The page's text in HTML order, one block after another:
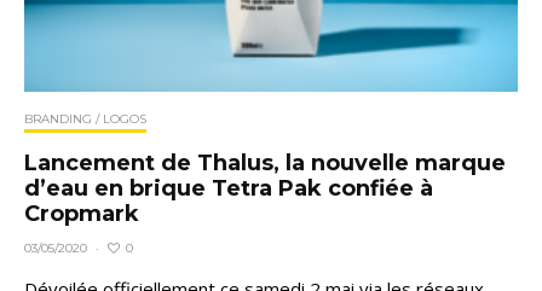
BRANDING / LOGOS
Lancement de Thalus, la nouvelle marque
d’eau en brique Tetra Pak confiée à
Cropmark
03/05/2020 · 0